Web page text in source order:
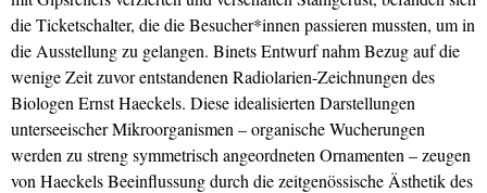
die Ticketschalter, die die Besucher*innen passieren mussten, um in
die Ausstellung zu gelangen. Binets Entwurf nahm Bezug auf die
wenige Zeit zuvor entstandenen Radiolarien-Zeichnungen des
Biologen Ernst Haeckels. Diese idealisierten Darstellungen
unterseeischer Mikroorganismen – organische Wucherungen
werden zu streng symmetrisch angeordneten Ornamenten – zeugen
von Haeckels Beeinflussung durch die zeitgenössische Ästhetik des